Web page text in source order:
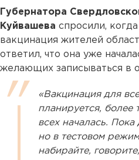
Губернатора
Куйвашева спросили,
вакцинация жителей
ответил, что она уже
желающих записываться в
«Вакцинация для
планируется, более
всех началась. Пока
но в тестовом
набирайте,